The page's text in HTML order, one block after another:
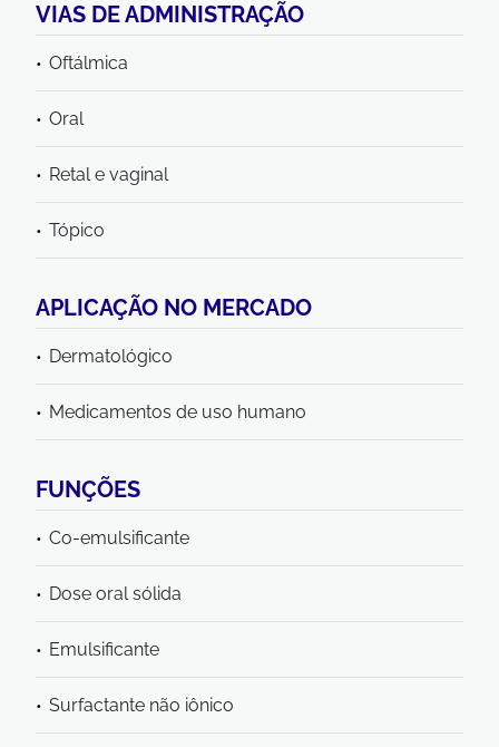
VIAS DE ADMINISTRAÇÃO
Oftálmica
Oral
Retal e vaginal
Tópico
APLICAÇÃO NO MERCADO
Dermatológico
Medicamentos de uso humano
FUNÇÕES
Co-emulsificante
Dose oral sólida
Emulsificante
Surfactante não iônico